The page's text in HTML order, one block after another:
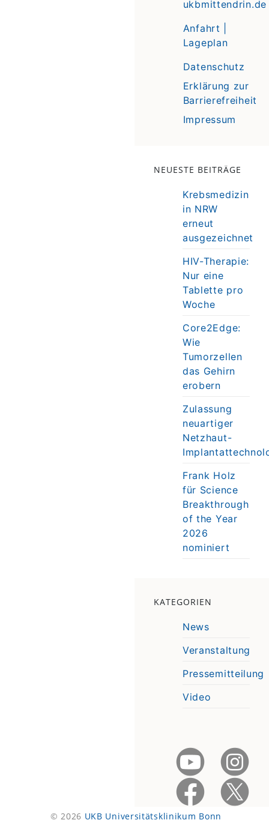
ukbmittendrin.de
Anfahrt |
Lageplan
Datenschutz
Erklärung zur
Barrierefreiheit
Impressum
NEUESTE BEITRÄGE
Krebsmedizin
in NRW
erneut
ausgezeichnet
HIV-Therapie:
Nur eine
Tablette pro
Woche
Core2Edge:
Wie
Tumorzellen
das Gehirn
erobern
Zulassung
neuartiger
Netzhaut-
Frank Holz
für Science
Breakthrough
of the Year
2026
nominiert
KATEGORIEN
News
Veranstaltung
Pressemitteilung
Video
© 2026 UKB Universitätsklinikum Bonn